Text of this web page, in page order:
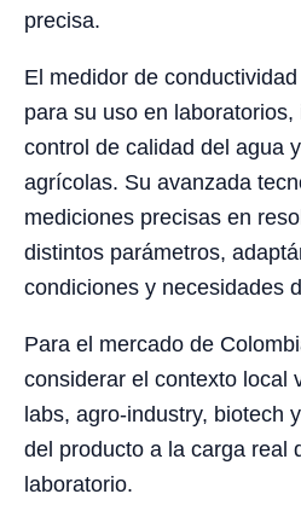
precisa.
El medidor de
para su uso en
control de calidad del agua
agrícolas. Su avanzada
mediciones precisas en
distintos parámetros,
condiciones y necesidades
Para el mercado de
considerar el contexto local
labs, agro-industry, biotech
del producto a la carga real
laboratorio.